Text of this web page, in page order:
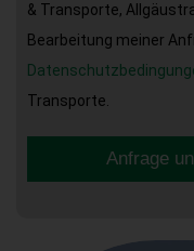
& Transporte,
Bearbeitung meiner
Transporte.
Anfrage